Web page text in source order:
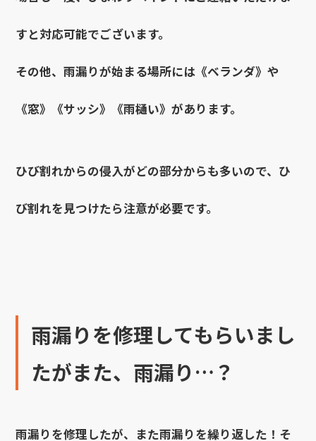
すと対応可能でございます。
その他、雨漏りが始まる場所には《ベランダ》や
《窓》《サッシ》《雨樋い》があります。
ひび割れからの侵入がどの部分からも多いので、ひ
び割れを見つけたら注意が必要です。
雨漏りを修理してもらいまし
たがまた、雨漏り…？
雨漏りを修理したが、また雨漏りを繰り返した！そ